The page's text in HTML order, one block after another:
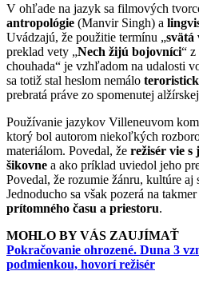
V ohľade na jazyk sa filmových
antropológie (Manvir Singh) a
Uvádzajú, že použitie termínu „svätá
preklad vety „Nech žijú bojovníci“ z
chouhada“ je vzhľadom na udalosti
sa totiž stal heslom nemálo
prebratá práve zo spomenutej
Používanie jazykov Villeneuvom
ktorý bol autorom niekoľkých
materiálom. Povedal, že režisér vie
šikovne a ako príklad uviedol jeho
Povedal, že rozumie žánru, kultúre aj
Jednoducho sa však pozerá na
prítomného času a priestoru.
MOHLO BY VÁS ZAUJÍMAŤ
Pokračovanie ohrozené. Duna 3
podmienkou, hovorí režisér